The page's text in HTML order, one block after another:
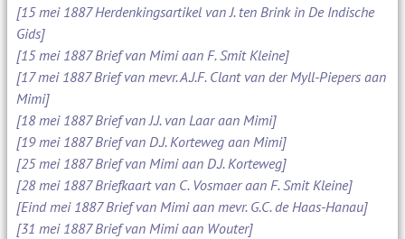
[15 mei 1887 Herdenkingsartikel van J. ten Brink in De Indische
Gids]
[15 mei 1887 Brief van Mimi aan F. Smit Kleine]
[17 mei 1887 Brief van mevr. A.J.F. Clant van der Myll-Piepers aan
Mimi]
[18 mei 1887 Brief van J.J. van Laar aan Mimi]
[19 mei 1887 Brief van D.J. Korteweg aan Mimi]
[25 mei 1887 Brief van Mimi aan D.J. Korteweg]
[28 mei 1887 Briefkaart van C. Vosmaer aan F. Smit Kleine]
[Eind mei 1887 Brief van Mimi aan mevr. G.C. de Haas-Hanau]
[31 mei 1887 Brief van Mimi aan Wouter]